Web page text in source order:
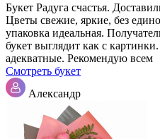
Букет Радуга счастья.
Цветы свежие, яркие, без
упаковка идеальная.
букет выглядит как с
адекватные. Рекомендую всем
Смотреть букет
Александр